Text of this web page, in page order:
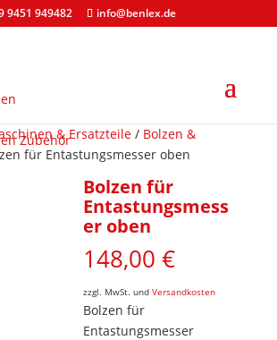
9451 949482 info@benlex.de
& Ersatzteile/ Bolzen &
für Entastungsmesser oben
Bolzen für
Entastungsmess
er oben
148,00€
zzgl. MwSt. undVersandkosten
Bolzen für
Entastungsmesser